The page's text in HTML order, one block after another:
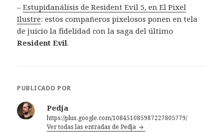
–Estupidanálisis de Resident Evil 5, en El Pixel
Ilustre: estos compañeros pixelosos ponen en tela
de juicio la fidelidad con la saga del último
Resident Evil.
PUBLICADO POR
Pedja
https://plus.google.com/108451085987227805779/
Ver todas las entradas de Pedja